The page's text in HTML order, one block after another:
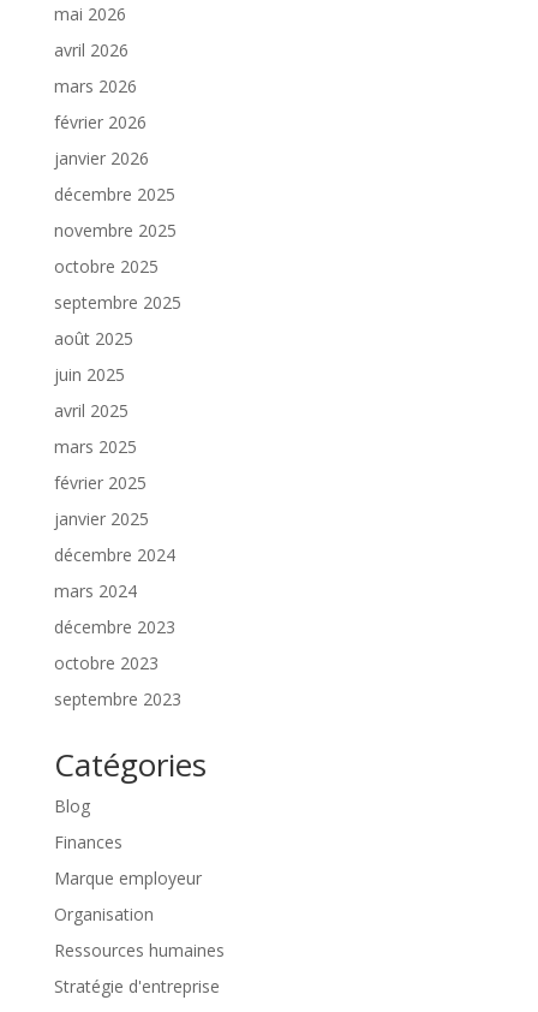
mai 2026
avril 2026
mars 2026
février 2026
janvier 2026
décembre 2025
novembre 2025
octobre 2025
septembre 2025
août 2025
juin 2025
avril 2025
mars 2025
février 2025
janvier 2025
décembre 2024
mars 2024
décembre 2023
octobre 2023
septembre 2023
Catégories
Blog
Finances
Marque employeur
Organisation
Ressources humaines
Stratégie d'entreprise